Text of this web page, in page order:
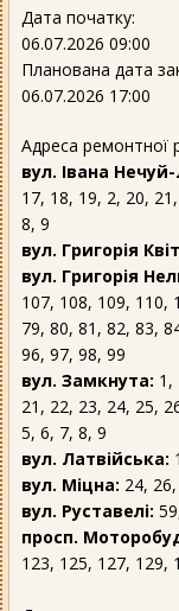
Дата початку:
06.07.2026 09:00
Планована дата
06.07.2026 17:00
Адреса ремонтної
вул. Івана
17, 18, 19, 2, 20,
8, 9
вул. Григорія
вул. Григорія
107, 108, 109, 110,
79, 80, 81, 82, 83,
96, 97, 98, 99
вул. Замкнута: 1,
21, 22, 23, 24, 25,
5, 6, 7, 8, 9
вул. Латвійська:
вул. Міцна: 24,
вул. Руставелі:
просп.
123, 125, 127, 129,